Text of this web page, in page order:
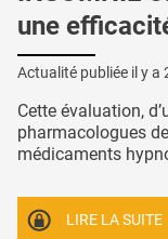
une
Actualité publiée il y a
Cette évaluation,
pharmacologues
médicaments
LIRE LA SUITE